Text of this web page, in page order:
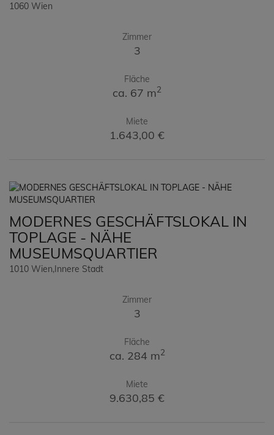
1060 Wien
Zimmer
3
Fläche
ca. 67 m2
Miete
1.643,00 €
MODERNES GESCHÄFTSLOKAL IN
TOPLAGE - NÄHE
MUSEUMSQUARTIER
1010 Wien,Innere Stadt
Zimmer
3
Fläche
ca. 284 m2
Miete
9.630,85 €